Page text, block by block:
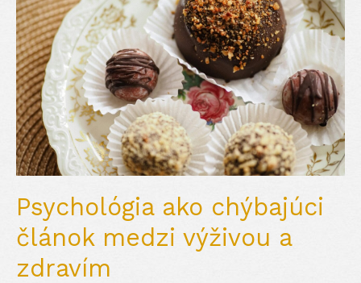
Psychológia ako chýbajúci
článok medzi výživou a
zdravím